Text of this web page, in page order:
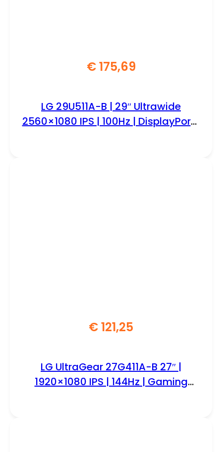
€175,69
LG 29U511A-B | 29″ Ultrawide
2560×1080 IPS | 100Hz | DisplayPort |
€121,25
LG UltraGear 27G411A-B 27″ |
1920×1080 IPS | 144Hz | Gaming